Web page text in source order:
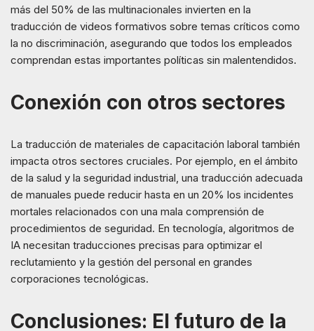
más del 50% de las multinacionales invierten en la
traducción de videos formativos sobre temas críticos como
la no discriminación, asegurando que todos los empleados
comprendan estas importantes políticas sin malentendidos.
Conexión con otros sectores
La traducción de materiales de capacitación laboral también
impacta otros sectores cruciales. Por ejemplo, en el ámbito
de la salud y la seguridad industrial, una traducción adecuada
de manuales puede reducir hasta en un 20% los incidentes
mortales relacionados con una mala comprensión de
procedimientos de seguridad. En tecnología, algoritmos de
IA necesitan traducciones precisas para optimizar el
reclutamiento y la gestión del personal en grandes
corporaciones tecnológicas.
Conclusiones: El futuro de la